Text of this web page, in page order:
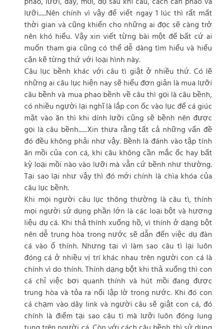
lưỡi.....Nên chính vì vậy để viết ngay 1 lúc thì rất mất
thời gian và cũng khiến cho những ai đọc sẽ càng trở
nên khó hiểu. Vậy xin viết từng bài một để bất cứ ai
muốn tham gia cũng có thể dễ dàng tìm hiểu và hiểu
cặn kẽ từng thứ với loại hình này.
Câu lục bềnh khác với câu tì giật ở nhiều thứ. Có lẽ
những ai câu lục hiện nay sẽ hiểu đơn giản là mua lưỡi
câu bềnh và mua phao bềnh về câu thì gọi là câu bềnh,
có nhiều người lại nghĩ là lắp con ốc vào lục để cá giúc
mặt vào ăn thì khi dính lưỡi cũng sẽ bềnh nên được
gọi là câu bềnh......Xin thưa rằng tất cả những vấn đề
đó đều không phải như vậy. Bềnh là đánh vào tập tính
ăn mồi của con cá, khi câu không cần mắc ốc hay bất
kỳ loại mồi nào vào lưỡi mà vẫn cứ bềnh như thường.
Tại sao lại như vậy thì đó mới chính là chìa khóa của
câu lục bềnh.
Khi mọi người câu lục thông thường là câu tì, thính
mọi người sử dụng phần lớn là các loại bột và hương
liệu dụ cá. Khi thả thính xuống hồ, vì thính ở dạng bột
nên dễ trung hòa trong nước sẽ dẫn đến việc dụ đàn
cá vào ổ thính. Nhưng tại vì làm sao câu tì lại luôn
đóng cá ở nhiều vị trí khác nhau trên người con cá là
chính vì do thính. Thính dạng bột khi thả xuống thì con
cá chỉ việc bơi quanh thính và hút mồi đang được
trung hòa và tỏa ra nổi lập lờ trong nước. Khi đó con
cá chạm vào dây link và người câu sẽ giật con cá, đó
chính là điểm tại sao câu tì mà lưỡi luôn đóng lung